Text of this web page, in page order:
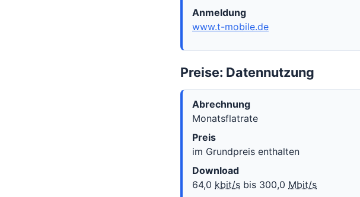
Anmeldung
www.t-mobile.de
Preise: Datennutzung
Abrechnung
Monatsflatrate
Preis
im Grundpreis enthalten
Download
64,0 kbit/s bis 300,0 Mbit/s